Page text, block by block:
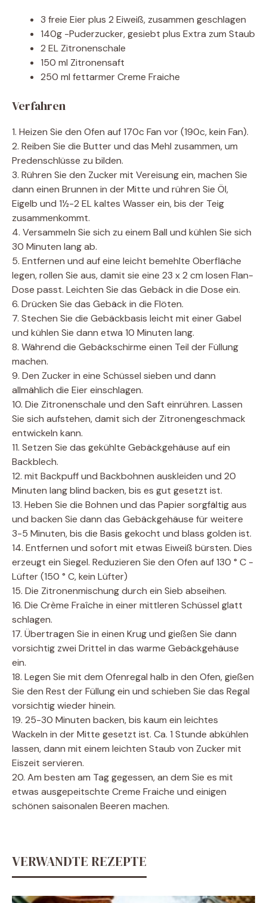
3 freie Eier plus 2 Eiweiß, zusammen geschlagen
140g -Puderzucker, gesiebt plus Extra zum Staub
2 EL Zitronenschale
150 ml Zitronensaft
250 ml fettarmer Creme Fraiche
Verfahren
1. Heizen Sie den Ofen auf 170c Fan vor (190c, kein Fan).
2. Reiben Sie die Butter und das Mehl zusammen, um
Predenschlüsse zu bilden.
3. Rühren Sie den Zucker mit Vereisung ein, machen Sie
dann einen Brunnen in der Mitte und rühren Sie Öl,
Eigelb und 1½-2 EL kaltes Wasser ein, bis der Teig
zusammenkommt.
4. Versammeln Sie sich zu einem Ball und kühlen Sie sich
30 Minuten lang ab.
5. Entfernen und auf eine leicht bemehlte Oberfläche
legen, rollen Sie aus, damit sie eine 23 x 2 cm losen Flan-
Dose passt. Leichten Sie das Gebäck in die Dose ein.
6. Drücken Sie das Gebäck in die Flöten.
7. Stechen Sie die Gebäckbasis leicht mit einer Gabel
und kühlen Sie dann etwa 10 Minuten lang.
8. Während die Gebäckschirme einen Teil der Füllung
machen.
9. Den Zucker in eine Schüssel sieben und dann
allmählich die Eier einschlagen.
10. Die Zitronenschale und den Saft einrühren. Lassen
Sie sich aufstehen, damit sich der Zitronengeschmack
entwickeln kann.
11. Setzen Sie das gekühlte Gebäckgehäuse auf ein
Backblech.
12. mit Backpuff und Backbohnen auskleiden und 20
Minuten lang blind backen, bis es gut gesetzt ist.
13. Heben Sie die Bohnen und das Papier sorgfältig aus
und backen Sie dann das Gebäckgehäuse für weitere
3-5 Minuten, bis die Basis gekocht und blass golden ist.
14. Entfernen und sofort mit etwas Eiweiß bürsten. Dies
erzeugt ein Siegel. Reduzieren Sie den Ofen auf 130 ° C -
Lüfter (150 ° C, kein Lüfter)
15. Die Zitronenmischung durch ein Sieb abseihen.
16. Die Crème Fraîche in einer mittleren Schüssel glatt
schlagen.
17. Übertragen Sie in einen Krug und gießen Sie dann
vorsichtig zwei Drittel in das warme Gebäckgehäuse
ein.
18. Legen Sie mit dem Ofenregal halb in den Ofen, gießen
Sie den Rest der Füllung ein und schieben Sie das Regal
vorsichtig wieder hinein.
19. 25-30 Minuten backen, bis kaum ein leichtes
Wackeln in der Mitte gesetzt ist. Ca. 1 Stunde abkühlen
lassen, dann mit einem leichten Staub von Zucker mit
Eiszeit servieren.
20. Am besten am Tag gegessen, an dem Sie es mit
etwas ausgepeitschte Creme Fraiche und einigen
schönen saisonalen Beeren machen.
VERWANDTE REZEPTE